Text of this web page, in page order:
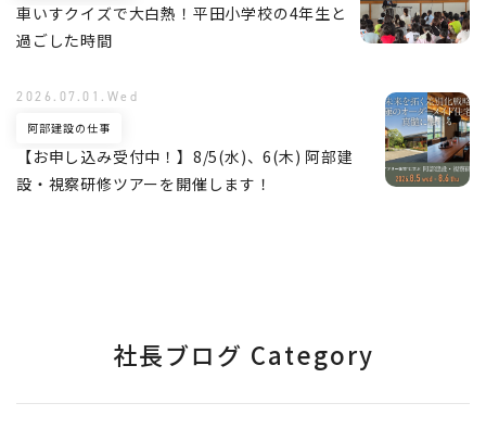
車いすクイズで大白熱！平田小学校の4年生と
過ごした時間
【お申し込み受付中！】8/5(水)、6(木) 阿部建
設・視察研修ツアーを開催します！
阿部建設の仕事
2026.07.01.Wed
社長ブログ Category